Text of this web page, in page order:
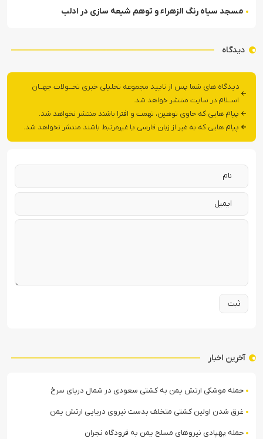
مسجد سیاه رنگ الزهراء و توهم شیعه سازی در ادلب
دیدگاه
دیدگاه های شما پس از تایید مجموعه تحلیلی خبری تحــولات جهــان
اســلام در سایت منتشر خواهد شد.
پیام هایی که حاوی توهین، تهمت و افترا باشند منتشر نخواهد شد.
پیام هایی که به غیر از زبان فارسی یا غیرمرتبط باشند منتشر نخواهد شد.
آخرین اخبار
حمله موشکی ارتش یمن به کشتی سعودی در شمال دریای سرخ
غرق شدن اولین کشتی متخلف بدست نیروی دریایی ارتش یمن
حمله پهپادی نیروهای مسلح یمن به فرودگاه نجران